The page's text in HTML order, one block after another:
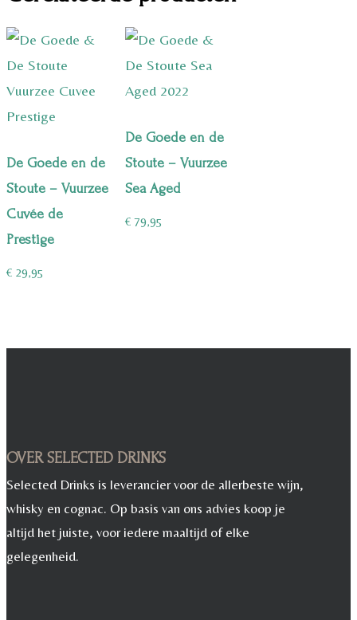
De Goede en de
Stoute – Vuurzee
Cuvée de
Prestige
€ 29,95
De Goede en de
Stoute – Vuurzee
Sea Aged
€ 79,95
OVER SELECTED DRINKS
Selected Drinks is leverancier voor de allerbeste wijn,
whisky en cognac. Op basis van ons advies koop je
altijd het juiste, voor iedere maaltijd of elke
gelegenheid.